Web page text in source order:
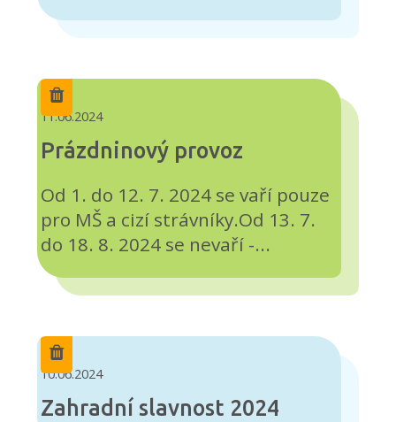
11.06.2024
Prázdninový provoz
Od 1. do 12. 7. 2024 se vaří pouze
pro MŠ a cizí strávníky.Od 13. 7.
do 18. 8. 2024 se nevaří -...
10.06.2024
Zahradní slavnost 2024